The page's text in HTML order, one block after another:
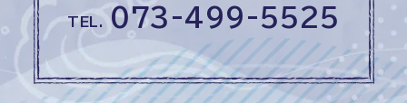
TEL. 073-499-5525